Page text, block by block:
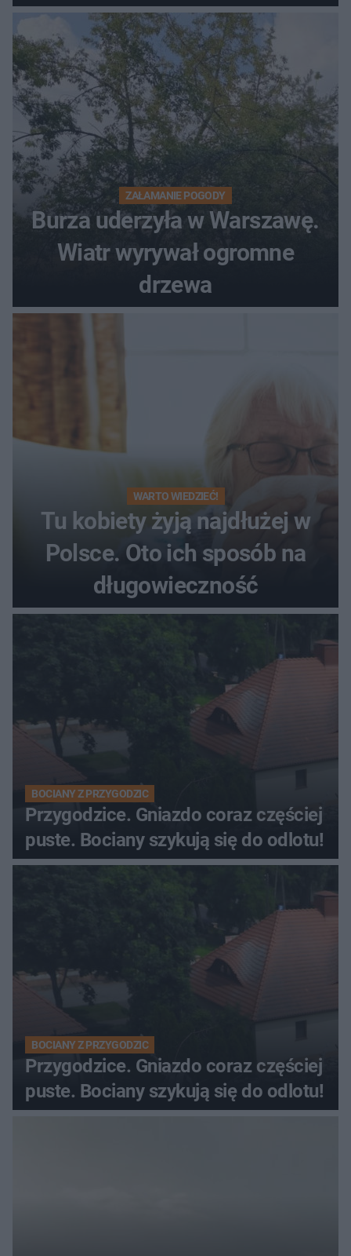
wiadomości z pilnym
ostrzeżeniem
ZAŁAMANIE POGODY
Burza uderzyła w Warszawę.
Wiatr wyrywał ogromne
drzewa
WARTO WIEDZIEĆ!
Tu kobiety żyją najdłużej w
Polsce. Oto ich sposób na
długowieczność
BOCIANY Z PRZYGODZIC
Przygodzice. Gniazdo coraz częściej
puste. Bociany szykują się do odlotu!
BOCIANY Z PRZYGODZIC
Przygodzice. Gniazdo coraz częściej
puste. Bociany szykują się do odlotu!